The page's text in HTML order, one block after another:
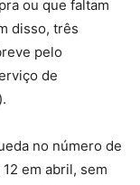
ou que faltam
disso, três
pelo
de
no número de
em abril, sem